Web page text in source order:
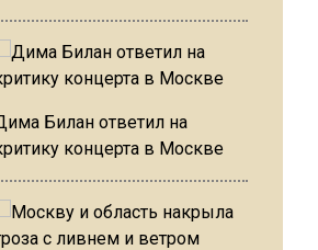
Билан ответил на
концерта в Москве